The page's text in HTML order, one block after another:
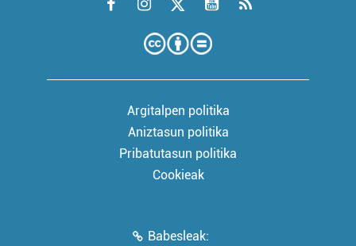
Argitalpen politika
Aniztasun politika
Pribatutasun politika
Cookieak
Babesleak: